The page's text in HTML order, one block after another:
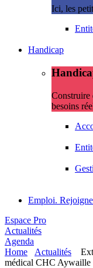
Ici, les
Handicap
Construire
besoins
Emploi.
Espace Pro
Actualités
Agenda
Home
Actualités
médical CHC Aywaille